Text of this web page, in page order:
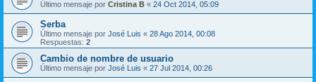
Último mensaje por Cristina B « 24 Oct 2014, 05:09
Serba
Último mensaje por José Luis « 28 Ago 2014, 00:08
Respuestas: 2
Cambio de nombre de usuario
Último mensaje por José Luis « 27 Jul 2014, 00:26